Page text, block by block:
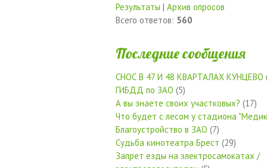
Результаты | Архив опросов
Всего ответов: 560
Последние сообщения
СНОС В 47 И 48 КВАРТАЛАХ КУНЦЕВО
ГИБДД по ЗАО (5)
А вы знаете своих участковых? (17)
Что будет с лесом у стадиона
Благоустройство в ЗАО (7)
Судьба кинотеатра Брест (29)
Запрет езды на электросамокатах /